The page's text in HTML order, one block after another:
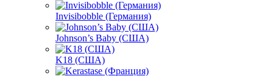
Invisibobble (Германия)
Johnson’s Baby (США)
K18 (США)